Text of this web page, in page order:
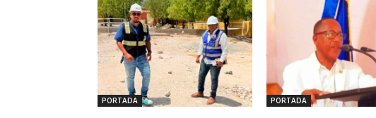
PORTADA PORTADA